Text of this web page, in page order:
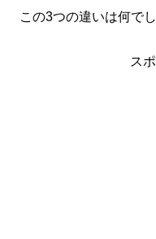
この3つの違いは何でし
ス